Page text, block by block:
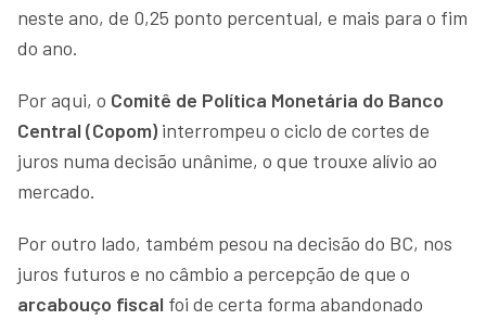
neste ano, de 0,25 ponto percentual, e mais para o fim
do ano.
Por aqui, o Comitê de Política Monetária do Banco
Central (Copom) interrompeu o ciclo de cortes de
juros numa decisão unânime, o que trouxe alívio ao
mercado.
Por outro lado, também pesou na decisão do BC, nos
juros futuros e no câmbio a percepção de que o
arcabouço fiscal foi de certa forma abandonado